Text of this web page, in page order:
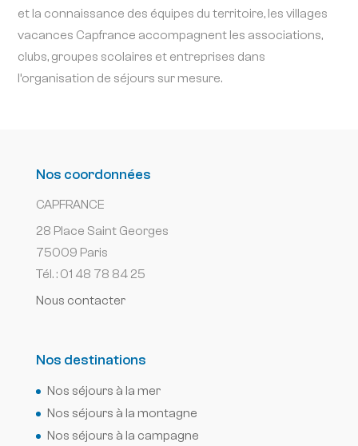
et la connaissance des équipes du territoire, les villages
vacances Capfrance accompagnent les associations,
clubs, groupes scolaires et entreprises dans
l’organisation de séjours sur mesure.
Nos coordonnées
CAPFRANCE
28 Place Saint Georges
75009 Paris
Tél. : 01 48 78 84 25
Nous contacter
Nos destinations
Nos séjours à la mer
Nos séjours à la montagne
Nos séjours à la campagne